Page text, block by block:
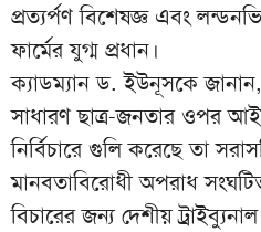
প্রত্যর্পণ বিশেষজ্ঞ এবং
ফার্মের যুগ্ম প্রধান।
ক্যাডম্যান ড. ইউনূসকে
সাধারণ ছাত্র-জনতার ওপর
নির্বিচারে গুলি করেছে তা
মানবতাবিরোধী অপরাধ
বিচারের জন্য দেশীয়